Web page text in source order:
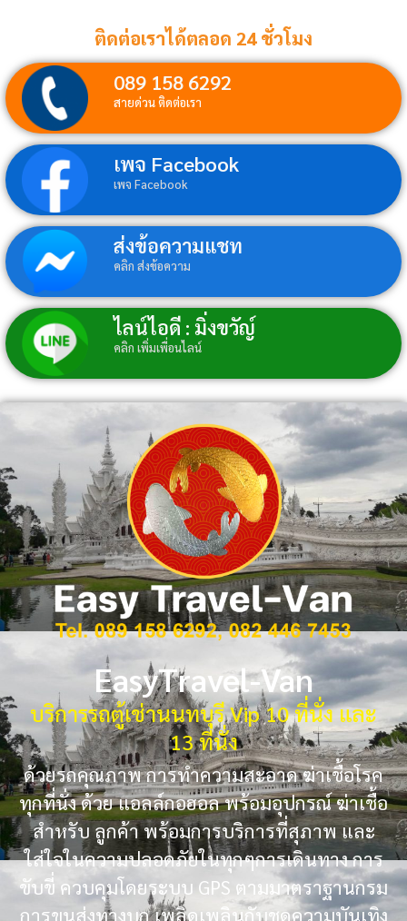
ติดต่อเราได้ตลอด 24 ชั่วโมง
089 158 6292
สายด่วน ติดต่อเรา
เพจ Facebook
เพจ Facebook
ส่งข้อความแชท
คลิก ส่งข้อความ
ไลน์ไอดี : มิ่งขวัญ์
คลิก เพิ่มเพื่อนไลน์
EasyTravel-Van
บริการรถตู้เช่านนทบุรี Vip 10 ที่นั่ง และ
13 ที่นั่ง
ด้วยรถคุณภาพ การทำความสะอาด ฆ่าเชื้อโรค
ทุกที่นั่ง ด้วย แอลล์กอฮอล พร้อมอุปกรณ์ ฆ่าเชื้อ
สำหรับ ลูกค้า พร้อมการบริการที่สุภาพ และ
ใส่ใจในความปลอดภัยในทุกๆการเดินทาง การ
ขับขี่ ควบคุมโดยระบบ GPS ตามมาตราฐานกรม
การขนส่งทางบก เพลิดเพลินกับชุดความบันเทิง